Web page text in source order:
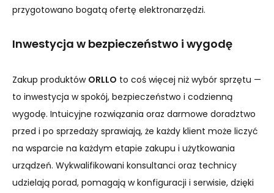
przygotowano bogatą ofertę elektronarzędzi.
Inwestycja w bezpieczeństwo i wygodę
Zakup produktów ORLLO to coś więcej niż wybór sprzętu —
to inwestycja w spokój, bezpieczeństwo i codzienną
wygodę. Intuicyjne rozwiązania oraz darmowe doradztwo
przed i po sprzedaży sprawiają, że każdy klient może liczyć
na wsparcie na każdym etapie zakupu i użytkowania
urządzeń. Wykwalifikowani konsultanci oraz technicy
udzielają porad, pomagają w konfiguracji i serwisie, dzięki